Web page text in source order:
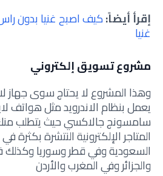
إقرأ أيضاً:
غنيا
مشروع تسويق إلكتروني
وهذا المشروع لا يحتاج سوى
يعمل بنظام الاندرويد مثل هواتف
سامسونج جالاكسي حيث يتطلب
المتاجر الإلكترونية النتشرة بكثرة
السعودية وفي قطر وسوريا وكذلك
والجزائر وفي المغرب والأردن